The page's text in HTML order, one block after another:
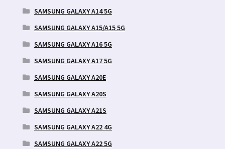
SAMSUNG GALAXY A14 5G
SAMSUNG GALAXY A15/A15 5G
SAMSUNG GALAXY A16 5G
SAMSUNG GALAXY A17 5G
SAMSUNG GALAXY A20E
SAMSUNG GALAXY A20S
SAMSUNG GALAXY A21S
SAMSUNG GALAXY A22 4G
SAMSUNG GALAXY A22 5G